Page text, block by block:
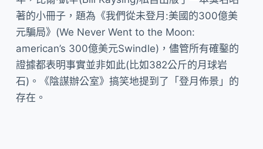
著的小冊子，題為《我們從未登月:美國的300億美
元騙局》(We Never Went to the Moon:
american’s 300億美元Swindle)，儘管所有確鑿的
證據都表明事實並非如此(比如382公斤的月球岩
石)。《陰謀辦公室》搞笑地提到了「登月佈景」的
存在。